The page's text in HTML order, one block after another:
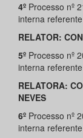
4º Processo nº
interna
RELATOR:
5º Processo nº
interna
RELATORA:
NEVES
6º Processo nº
interna